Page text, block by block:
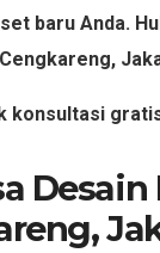
baru Anda.
konsultasi